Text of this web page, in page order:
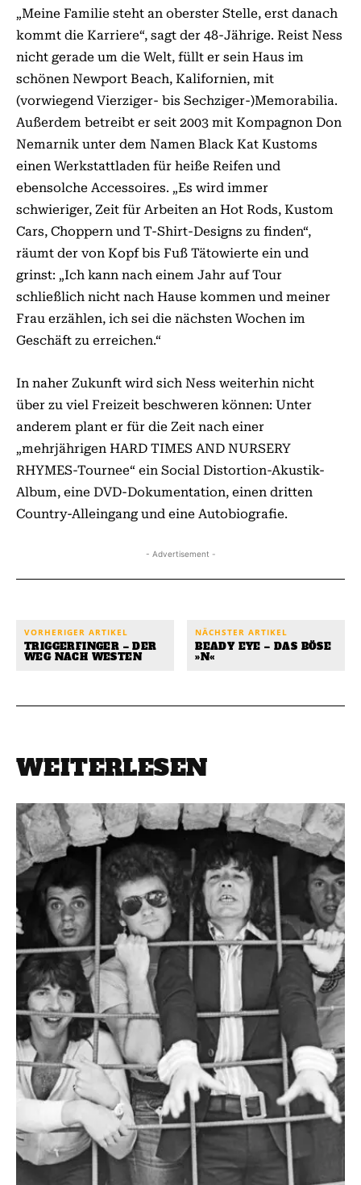
„Meine Familie steht an oberster Stelle, erst danach
kommt die Karriere“, sagt der 48-Jährige. Reist Ness
nicht gerade um die Welt, füllt er sein Haus im
schönen Newport Beach, Kalifornien, mit
(vorwiegend Vierziger- bis Sechziger-)Memorabilia.
Außerdem betreibt er seit 2003 mit Kompagnon Don
Nemarnik unter dem Namen Black Kat Kustoms
einen Werkstattladen für heiße Reifen und
ebensolche Accessoires. „Es wird immer
schwieriger, Zeit für Arbeiten an Hot Rods, Kustom
Cars, Choppern und T-Shirt-Designs zu finden“,
räumt der von Kopf bis Fuß Tätowierte ein und
grinst: „Ich kann nach einem Jahr auf Tour
schließlich nicht nach Hause kommen und meiner
Frau erzählen, ich sei die nächsten Wochen im
Geschäft zu erreichen.“
In naher Zukunft wird sich Ness weiterhin nicht
über zu viel Freizeit beschweren können: Unter
anderem plant er für die Zeit nach einer
„mehrjährigen HARD TIMES AND NURSERY
RHYMES-Tournee“ ein Social Distortion-Akustik-
Album, eine DVD-Dokumentation, einen dritten
Country-Alleingang und eine Autobiografie.
- Advertisement -
VORHERIGER ARTIKEL
TRIGGERFINGER – DER
WEG NACH WESTEN
NÄCHSTER ARTIKEL
BEADY EYE – DAS BÖSE
»N«
WEITERLESEN